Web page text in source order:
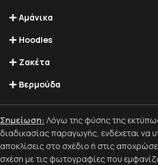
Αμάνικα
Hoodies
Ζακέτα
Βερμούδα
Σημείωση: Λόγω της φύσης της
διαδικασίας παραγωγής, ενδέχεται να
αποκλίσεις στο σχέδιο ή στις
σχέση με τις φωτογραφίες που